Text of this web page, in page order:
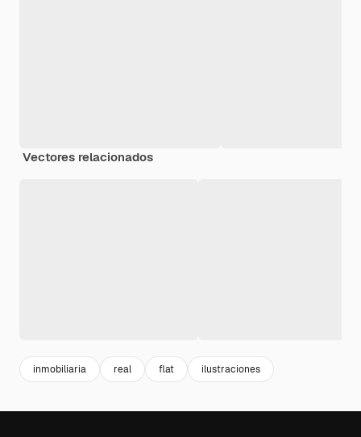
Vectores relacionados
inmobiliaria real flat ilustraciones